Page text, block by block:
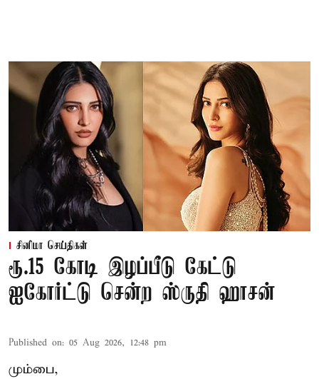
சினிமா செய்திகள்
ரூ.15 கோடி இழப்பீடு கேட்டு
ஐகோர்ட்டு சென்ற ஸ்ருதி ஹாசன்
Published on: 05 Aug 2026, 12:48 pm
மும்பை,